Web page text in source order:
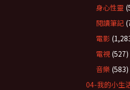
身心性靈
閱讀筆記
電影
電視 (527)
音樂 (583)
04-我的小生